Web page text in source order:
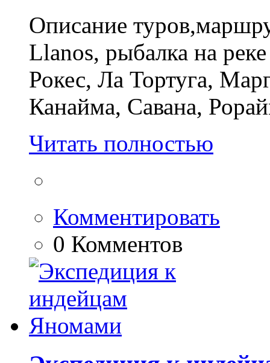
Описание
Llanos, рыбалка на
Рокес, Ла Тортуга,
Канайма, Савана,
Читать полностью
Комментировать
0 Комментов